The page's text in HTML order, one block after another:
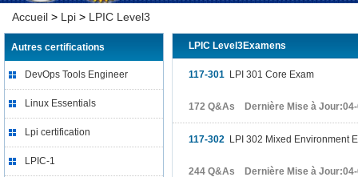
Accueil > Lpi > LPIC Level3
Autres certifications
DevOps Tools Engineer
Linux Essentials
Lpi certification
LPIC-1
LPIC Level3Examens
117-301 LPI 301 Core Exam
172 Q&As Dernière Mise à Jour:04-
117-302 LPI 302 Mixed Environment
244 Q&As Dernière Mise à Jour:04-